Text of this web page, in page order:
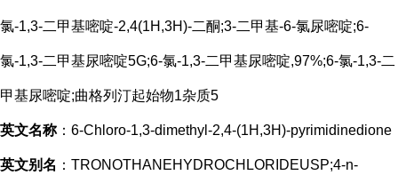
氯-1,3-二甲基嘧啶-2,4(1H,3H)-二酮;3-二甲基-6-氯尿嘧啶;6-
氯-1,3-二甲基尿嘧啶5G;6-氯-1,3-二甲基尿嘧啶,97%;6-氯-1,3-二
甲基尿嘧啶;曲格列汀起始物1杂质5
英文名称：6-Chloro-1,3-dimethyl-2,4-(1H,3H)-pyrimidinedione
英文别名 ：TRONOTHANEHYDROCHLORIDEUSP;4-n-